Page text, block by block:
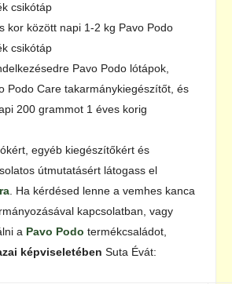
csikótáp
kor között napi 1-2 kg Pavo Podo
csikótáp
Pavo Podo lótápok,
Podo Care takarmánykiegészítőt, és
200 grammot 1 éves korig
egyéb kiegészítőkért és
útmutatásért látogass el
. Ha kérdésed lenne a vemhes kanca
kapcsolatban, vagy
a Pavo Podo termékcsaládot,
képviseletében Suta Évát: